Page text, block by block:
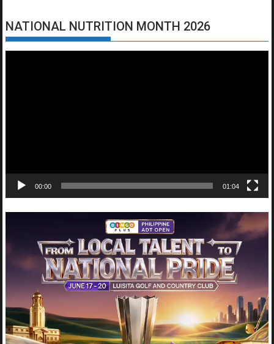
NATIONAL NUTRITION MONTH 2026
00:00 01:04